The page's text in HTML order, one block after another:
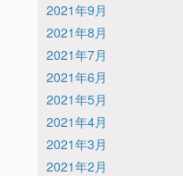
2021年9月
2021年8月
2021年7月
2021年6月
2021年5月
2021年4月
2021年3月
2021年2月